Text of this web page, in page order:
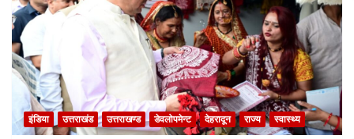
इंडिया उत्तराखंड उत्तराखण्ड डेवलोपमेन्ट देहरादून राज्य स्वास्थ्य